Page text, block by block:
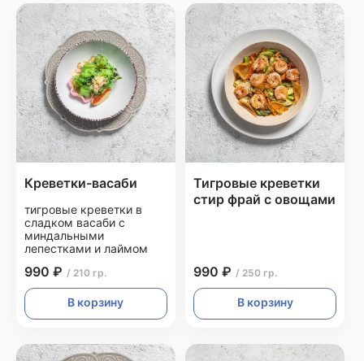
Креветки-васаби
тигровые креветки в
сладком васаби с
миндальными
лепестками и лаймом
990 ₽ / 210 гр.
В корзину
Тигровые креветки
стир фрай с овощами
990 ₽ / 250 гр.
В корзину